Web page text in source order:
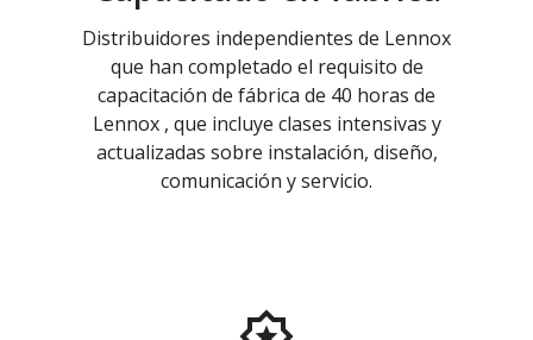
Distribuidores independientes de Lennox
que han completado el requisito de
capacitación de fábrica de 40 horas de
Lennox , que incluye clases intensivas y
actualizadas sobre instalación, diseño,
comunicación y servicio.